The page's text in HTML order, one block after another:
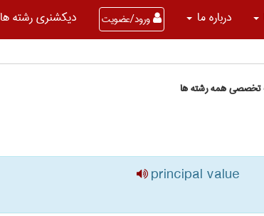
درباره ما ورود/عضویت دیکشنری رشته ها
تخصصی همه رشته ها
principal value